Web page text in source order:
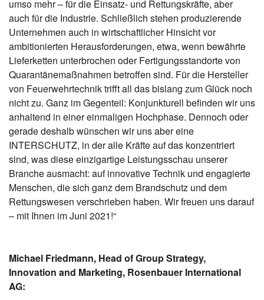
umso mehr – für die Einsatz- und Rettungskräfte, aber
auch für die Industrie. Schließlich stehen produzierende
Unternehmen auch in wirtschaftlicher Hinsicht vor
ambitionierten Herausforderungen, etwa, wenn bewährte
Lieferketten unterbrochen oder Fertigungsstandorte von
Quarantänemaßnahmen betroffen sind. Für die Hersteller
von Feuerwehrtechnik trifft all das bislang zum Glück noch
nicht zu. Ganz im Gegenteil: Konjunkturell befinden wir uns
anhaltend in einer einmaligen Hochphase. Dennoch oder
gerade deshalb wünschen wir uns aber eine
INTERSCHUTZ, in der alle Kräfte auf das konzentriert
sind, was diese einzigartige Leistungsschau unserer
Branche ausmacht: auf innovative Technik und engagierte
Menschen, die sich ganz dem Brandschutz und dem
Rettungswesen verschrieben haben. Wir freuen uns darauf
– mit Ihnen im Juni 2021!“
Michael Friedmann, Head of Group Strategy,
Innovation and Marketing, Rosenbauer International
AG: